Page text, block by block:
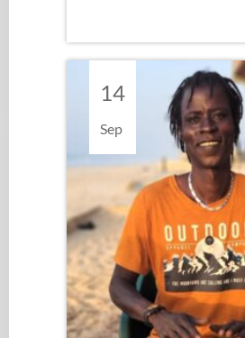
14
Sep